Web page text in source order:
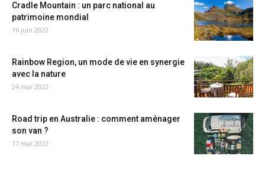
Cradle Mountain : un parc national au
patrimoine mondial
16 juin 2022
Rainbow Region, un mode de vie en synergie
avec la nature
24 mai 2022
Road trip en Australie : comment aménager
son van ?
17 mai 2022